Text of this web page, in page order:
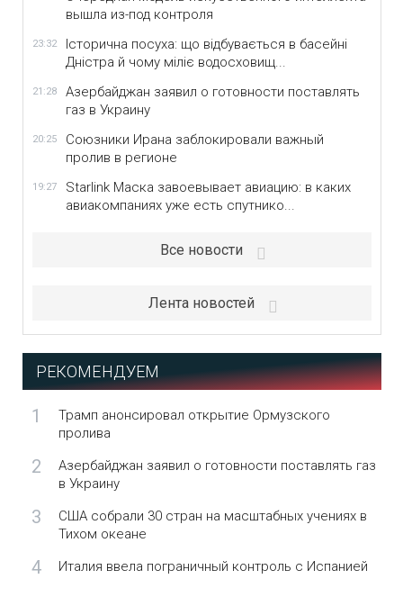
вышла из-под контроля
23:32
Історична посуха: що відбувається в басейні
Дністра й чому міліє водосховищ...
21:28
Азербайджан заявил о готовности поставлять
газ в Украину
20:25
Союзники Ирана заблокировали важный
пролив в регионе
19:27
Starlink Маска завоевывает авиацию: в каких
авиакомпаниях уже есть спутнико...
Все новости
Лента новостей
РЕКОМЕНДУЕМ
1
Трамп анонсировал открытие Ормузского
пролива
2
Азербайджан заявил о готовности поставлять газ
в Украину
3
США собрали 30 стран на масштабных учениях в
Тихом океане
4 Италия ввела пограничный контроль с Испанией